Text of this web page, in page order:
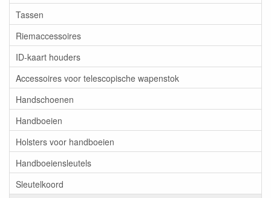
Tassen
Riemaccessoires
ID-kaart houders
Accessoires voor telescopische wapenstok
Handschoenen
Handboeien
Holsters voor handboeien
Handboeiensleutels
Sleutelkoord